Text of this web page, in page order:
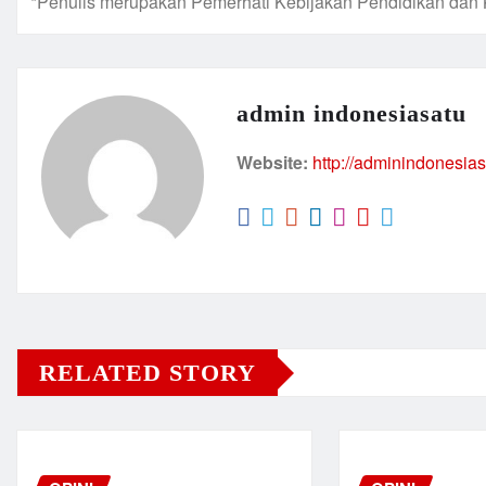
admin indonesiasatu
Website: http://
RELATED STORY